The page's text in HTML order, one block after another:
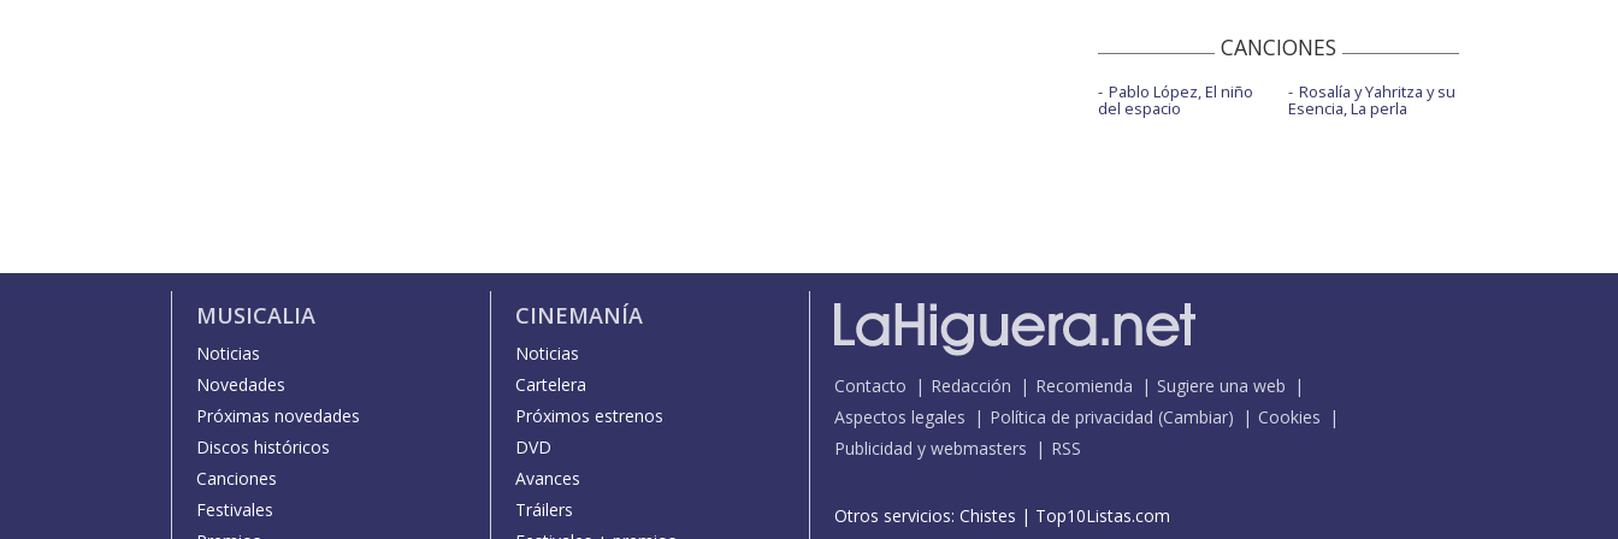
CANCIONES
Pablo López, El niño
del espacio
Rosalía y Yahritza y su
Esencia, La perla
MUSICALIA
Noticias
Novedades
Próximas novedades
Discos históricos
Canciones
Festivales
CINEMANÍA
Noticias
Cartelera
Próximos estrenos
DVD
Avances
Tráilers
Contacto Redacción Recomienda
Sugiere una web
Aspectos legales
Política de privacidad (Cambiar)
Cookies
Publicidad y webmasters
RSS
Otros servicios: Chistes | Top10Listas.com